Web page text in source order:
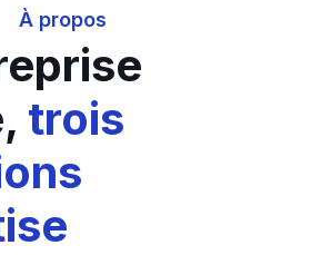
À propos
trois